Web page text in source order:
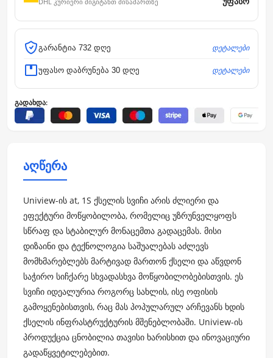
გარანტია 732 დღე დეტალები
უფასო დაბრუნება 30 დღე დეტალები
გადახდა:
აღწერა
Uniview-ის at, 1S ქსელის სვიჩი არის ძლიერი და
ეფექტური მოწყობილობა, რომელიც უზრუნველყოფს
სწრაფ და სტაბილურ მონაცემთა გადაცემას. მისი
დიზაინი და ტექნოლოგია საშუალებას აძლევს
მომხმარებლებს მარტივად მართონ ქსელი და აწვდონ
საჭირო სიჩქარე სხვადასხვა მოწყობილობებისთვის. ეს
სვიჩი იდეალურია როგორც სახლის, ისე ოფისის
გამოყენებისთვის, რაც მას პოპულარულ არჩევანს ხდის
ქსელის ინფრასტრუქტურის მშენებლობაში. Uniview-ის
პროდუქცია ცნობილია თავისი ხარისხით და ინოვაციური
გადაწყვეტილებებით.